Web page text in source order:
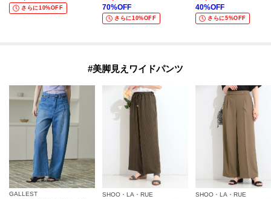
さらに10%OFF
70%OFF
さらに10%OFF
40%OFF
さらに5%OFF
#美脚見えワイドパンツ
GALLEST
SHOO・LA・RUE
SHOO・LA・RUE